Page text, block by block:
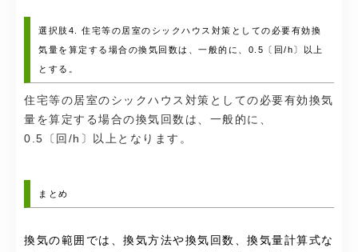
選択肢4. 住宅等の居室のシックハウス対策としての必要有効換
気量を算定する場合の換気回数は、一般的に、0.5〔回/h〕以上
とする。
住宅等の居室のシックハウス対策としての必要有効換気
量を算定する場合の換気回数は、一般的に、
0.5〔回/h〕以上となります。
まとめ
換気の範囲では、換気方法や換気回数、換気量計算式な